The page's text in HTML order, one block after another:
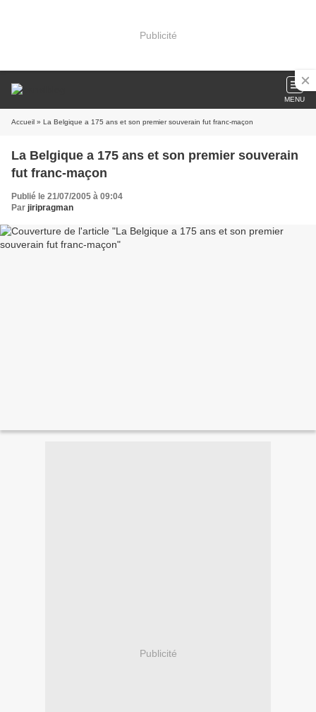
Publicité
MENU
Accueil » La Belgique a 175 ans et son premier souverain fut franc-maçon
La Belgique a 175 ans et son premier souverain
fut franc-maçon
Publié le 21/07/2005 à 09:04
Par jiripragman
Publicité